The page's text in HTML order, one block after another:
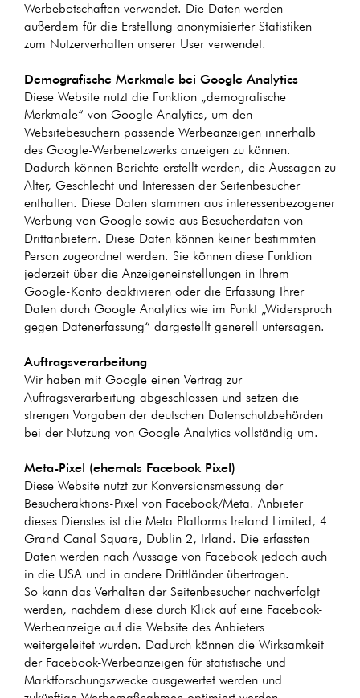
Werbebotschaften verwendet. Die Daten werden
außerdem für die Erstellung anonymisierter Statistiken
zum Nutzerverhalten unserer User verwendet.
Demografische Merkmale bei Google Analytics
Diese Website nutzt die Funktion „demografische
Merkmale“ von Google Analytics, um den
Websitebesuchern passende Werbeanzeigen innerhalb
des Google-Werbenetzwerks anzeigen zu können.
Dadurch können Berichte erstellt werden, die Aussagen zu
Alter, Geschlecht und Interessen der Seitenbesucher
enthalten. Diese Daten stammen aus interessenbezogener
Werbung von Google sowie aus Besucherdaten von
Drittanbietern. Diese Daten können keiner bestimmten
Person zugeordnet werden. Sie können diese Funktion
jederzeit über die Anzeigeneinstellungen in Ihrem
Google-Konto deaktivieren oder die Erfassung Ihrer
Daten durch Google Analytics wie im Punkt „Widerspruch
gegen Datenerfassung“ dargestellt generell untersagen.
Auftragsverarbeitung
Wir haben mit Google einen Vertrag zur
Auftragsverarbeitung abgeschlossen und setzen die
strengen Vorgaben der deutschen Datenschutzbehörden
bei der Nutzung von Google Analytics vollständig um.
Meta-Pixel (ehemals Facebook Pixel)
Diese Website nutzt zur Konversionsmessung der
Besucheraktions-Pixel von Facebook/Meta. Anbieter
dieses Dienstes ist die Meta Platforms Ireland Limited, 4
Grand Canal Square, Dublin 2, Irland. Die erfassten
Daten werden nach Aussage von Facebook jedoch auch
in die USA und in andere Drittländer übertragen.
So kann das Verhalten der Seitenbesucher nachverfolgt
werden, nachdem diese durch Klick auf eine Facebook-
Werbeanzeige auf die Website des Anbieters
weitergeleitet wurden. Dadurch können die Wirksamkeit
der Facebook-Werbeanzeigen für statistische und
Marktforschungszwecke ausgewertet werden und